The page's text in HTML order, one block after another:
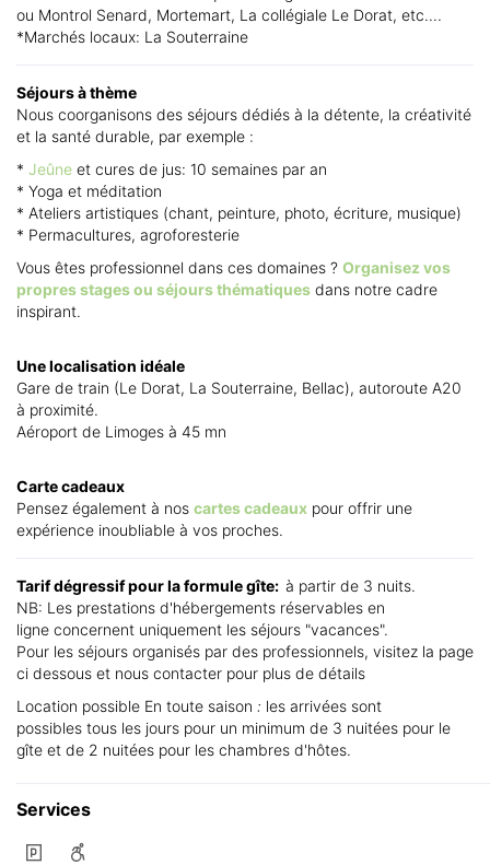
ou Montrol Senard, Mortemart, La collégiale Le Dorat, etc....
*Marchés locaux: La Souterraine
Séjours à thème
Nous coorganisons des séjours dédiés à la détente, la créativité
et la santé durable, par exemple :
* Jeûne et cures de jus: 10 semaines par an
* Yoga et méditation
* Ateliers artistiques (chant, peinture, photo, écriture, musique)
* Permacultures, agroforesterie
Vous êtes professionnel dans ces domaines ? Organisez vos
propres stages ou séjours thématiques dans notre cadre
inspirant.
Une localisation idéale
Gare de train (Le Dorat, La Souterraine, Bellac), autoroute A20
à proximité.
Aéroport de Limoges à 45 mn
Carte cadeaux
Pensez également à nos cartes cadeaux pour offrir une
expérience inoubliable à vos proches.
Tarif dégressif pour la formule gîte: à partir de 3 nuits.
NB: Les prestations d'hébergements réservables en
ligne concernent uniquement les séjours "vacances".
Pour les séjours organisés par des professionnels, visitez la page
ci dessous et nous contacter pour plus de détails
Location possible En toute saison : les arrivées sont
possibles tous les jours pour un minimum de 3 nuitées pour le
gîte et de 2 nuitées pour les chambres d'hôtes.
Services